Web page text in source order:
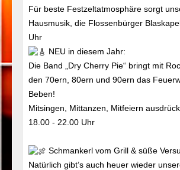
Für beste Festzeltatmosphäre sorgt
Hausmusik, die Flossenbürger
Uhr
NEU in diesem Jahr:
Die Band „Dry Cherry Pie“ bringt mit
den 70ern, 80ern und 90ern das
Beben!
Mitsingen, Mittanzen, Mitfeiern
18.00 - 22.00 Uhr
Schmankerl vom Grill & süße
Natürlich gibt’s auch heuer wieder